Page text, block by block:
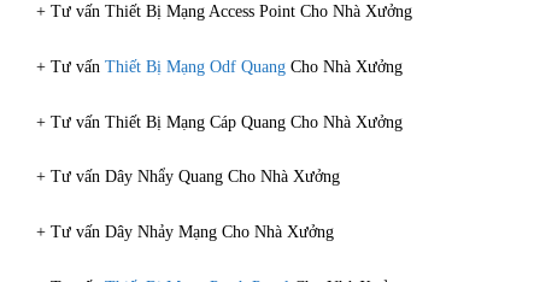
+ Tư vấn Thiết Bị Mạng Access Point Cho Nhà Xưởng
+ Tư vấn Thiết Bị Mạng Odf Quang Cho Nhà Xưởng
+ Tư vấn Thiết Bị Mạng Cáp Quang Cho Nhà Xưởng
+ Tư vấn Dây Nhẩy Quang Cho Nhà Xưởng
+ Tư vấn Dây Nhảy Mạng Cho Nhà Xưởng